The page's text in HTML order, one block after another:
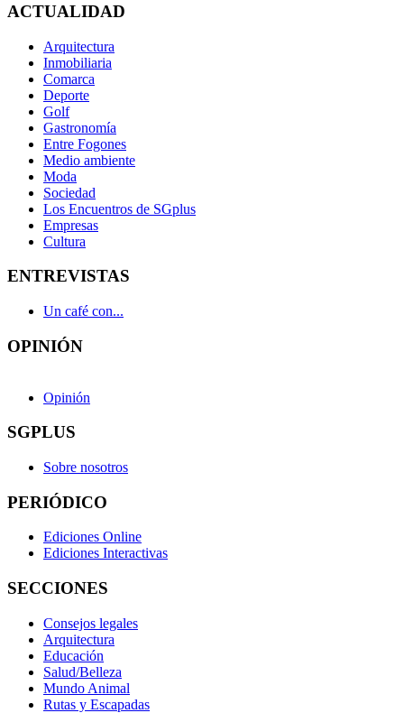
ACTUALIDAD
Arquitectura
Inmobiliaria
Comarca
Deporte
Golf
Gastronomía
Entre Fogones
Medio ambiente
Moda
Sociedad
Los Encuentros de SGplus
Empresas
Cultura
ENTREVISTAS
Un café con...
OPINIÓN
Opinión
SGPLUS
Sobre nosotros
PERIÓDICO
Ediciones Online
Ediciones Interactivas
SECCIONES
Consejos legales
Arquitectura
Educación
Salud/Belleza
Mundo Animal
Rutas y Escapadas